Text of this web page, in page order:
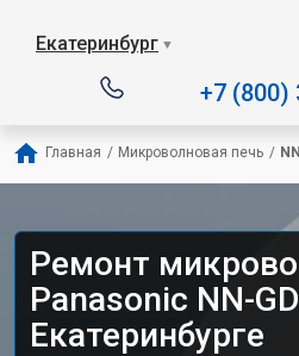
Екатеринбург ▼
+7 (800)
Главная / Микроволновая печь /
Ремонт
Panasonic NN-
Екатеринбурге